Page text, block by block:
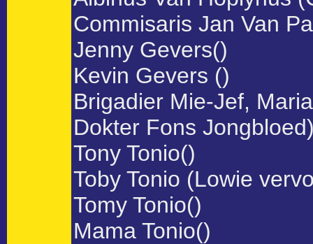
Commisaris Jan Van
Jenny Gevers()
Kevin Gevers ()
Brigadier Mie-Jef,
Dokter Fons
Tony Tonio()
Toby Tonio (Lowie
Tomy Tonio()
Mama Tonio()